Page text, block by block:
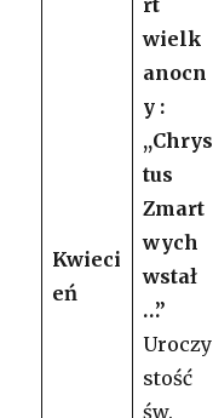
Kwieci
eń
rt
wielk
anocn
y :
,,Chrys
tus
Zmart
wych
wstał
…”
Uroczy
stość
św.